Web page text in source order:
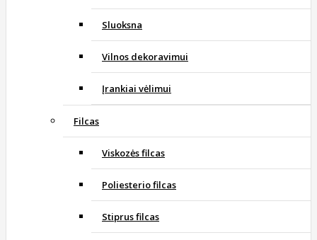
Sluoksna
Vilnos dekoravimui
Įrankiai vėlimui
Filcas
Viskozės filcas
Poliesterio filcas
Stiprus filcas